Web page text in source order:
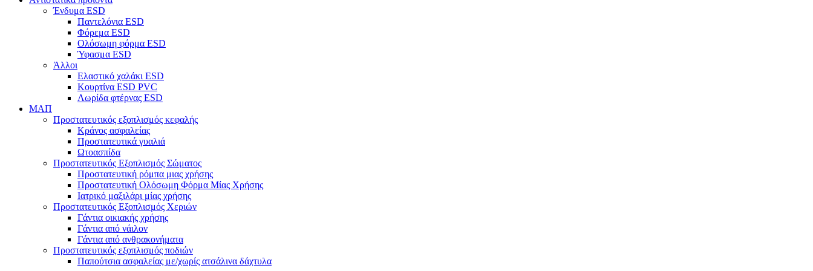
Ένδυμα ESD
Παντελόνια ESD
Φόρεμα ESD
Ολόσωμη φόρμα ESD
Ύφασμα ESD
Άλλοι
Ελαστικό χαλάκι ESD
Κουρτίνα ESD PVC
Λωρίδα φτέρνας ESD
ΜΑΠ
Προστατευτικός εξοπλισμός κεφαλής
Κράνος ασφαλείας
Προστατευτικά γυαλιά
Ωτοασπίδα
Προστατευτικός Εξοπλισμός Σώματος
Προστατευτική ρόμπα μιας χρήσης
Προστατευτική Ολόσωμη Φόρμα Μίας Χρήσης
Ιατρικό μαξιλάρι μίας χρήσης
Προστατευτικός Εξοπλισμός Χεριών
Γάντια οικιακής χρήσης
Γάντια από νάιλον
Γάντια από ανθρακονήματα
Προστατευτικός εξοπλισμός ποδιών
Παπούτσια ασφαλείας με/χωρίς ατσάλινα δάχτυλα